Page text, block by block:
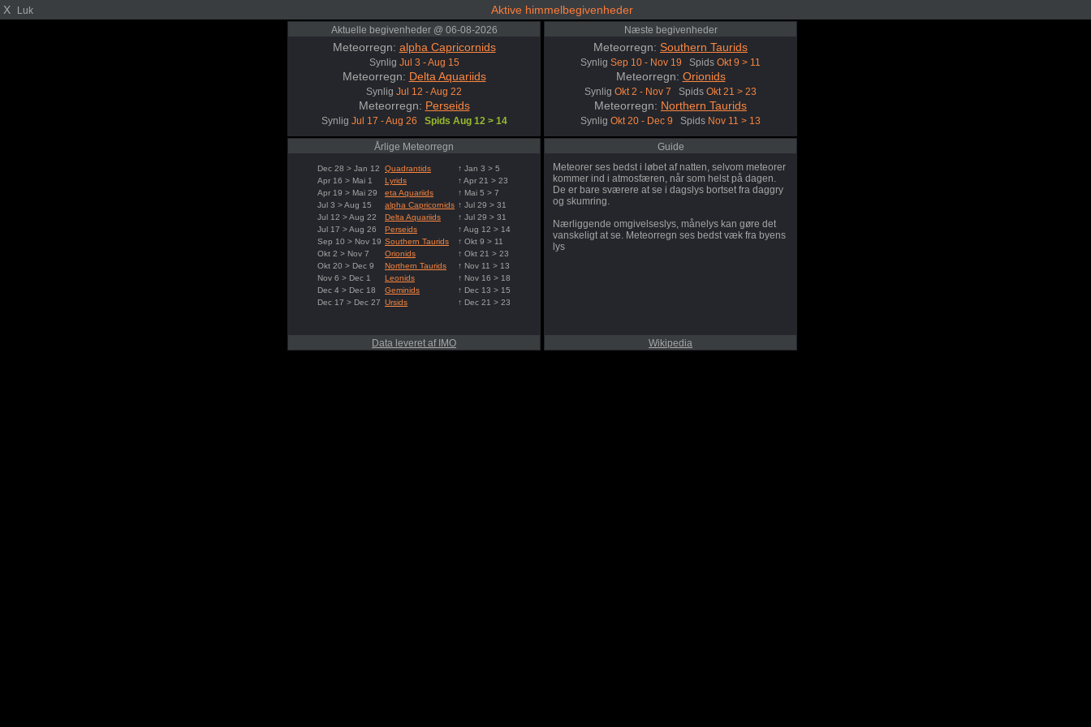
X Luk Aktive himmelbegivenheder
Aktuelle begivenheder @ 06-08-2026
Meteorregn: alpha Capricornids
Synlig Jul 3 - Aug 15
Meteorregn: Delta Aquariids
Synlig Jul 12 - Aug 22
Meteorregn: Perseids
Synlig Jul 17 - Aug 26 Spids Aug 12 > 14
Næste begivenheder
Meteorregn: Southern Taurids
Synlig Sep 10 - Nov 19 Spids Okt 9 > 11
Meteorregn: Orionids
Synlig Okt 2 - Nov 7 Spids Okt 21 > 23
Meteorregn: Northern Taurids
Synlig Okt 20 - Dec 9 Spids Nov 11 > 13
Årlige Meteorregn
Dec 28 > Jan 12 Quadrantids
↑ Jan 3 > 5
Apr 16 > Mai 1
Lyrids
↑ Apr 21 > 23
Apr 19 > Mai 29
eta Aquariids
↑ Mai 5 > 7
Jul 3 > Aug 15
alpha Capricornids ↑ Jul 29 > 31
Jul 12 > Aug 22
Delta Aquariids
↑ Jul 29 > 31
Jul 17 > Aug 26
Perseids
↑ Aug 12 > 14
Sep 10 > Nov 19 Southern Taurids
↑ Okt 9 > 11
Okt 2 > Nov 7
Orionids
↑ Okt 21 > 23
Okt 20 > Dec 9
Northern Taurids
↑ Nov 11 > 13
Nov 6 > Dec 1
Leonids
↑ Nov 16 > 18
Dec 4 > Dec 18
Geminids
↑ Dec 13 > 15
Dec 17 > Dec 27 Ursids ↑ Dec 21 > 23
Data leveret af IMO
Guide
Meteorer ses bedst i løbet af natten, selvom meteorer
kommer ind i atmosfæren, når som helst på dagen.
De er bare sværere at se i dagslys bortset fra daggry
og skumring.
Nærliggende omgivelseslys, månelys kan gøre det
vanskeligt at se. Meteorregn ses bedst væk fra byens
lys
Wikipedia